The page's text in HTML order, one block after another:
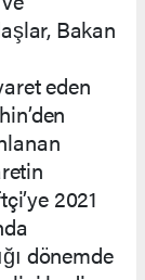
Bakan
eden
2021
dönemde